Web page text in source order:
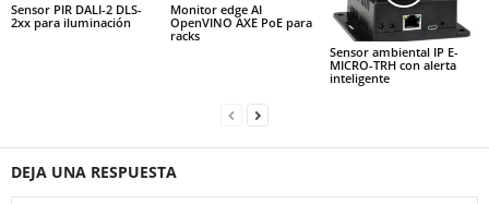
Sensor PIR DALI-2 DLS-
2xx para iluminación
Monitor edge AI
OpenVINO AXE PoE para
racks
Sensor ambiental IP E-
MICRO-TRH con alerta
inteligente
DEJA UNA RESPUESTA